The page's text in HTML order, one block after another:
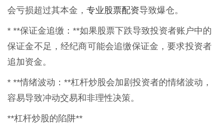
会亏损超过其本金， 专业股票配资导致爆仓。
* **保证金追缴：**如果股票下跌导致投资者账户中的
保证金不足，经纪商可能会追缴保证金，要求投资者
追加资金。
* **情绪波动：**杠杆炒股会加剧投资者的情绪波动，
容易导致冲动交易和非理性决策。
**杠杆炒股的陷阱**